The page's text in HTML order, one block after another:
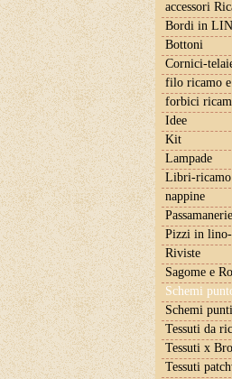
accessori
Bordi in
Bottoni
Cornici-
filo ricamo
forbici
Idee
Kit
Lampade
Libri-ricamo
nappine
Pizzi in lino-
Riviste
Sagome e
Schemi
Schemi
Tessuti da
Tessuti x
Tessuti